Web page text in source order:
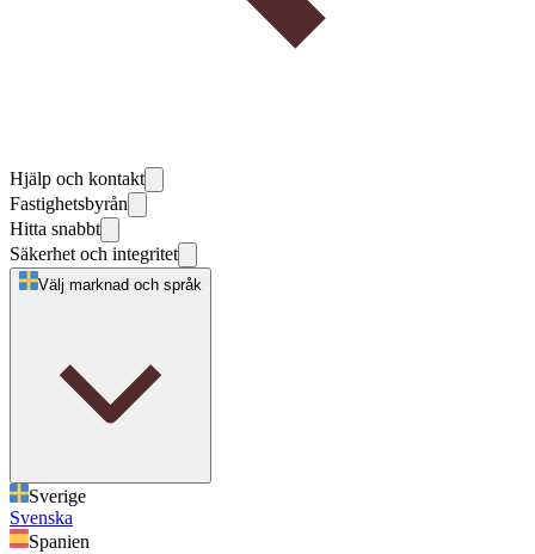
Hjälp och kontakt
Fastighetsbyrån
Hitta snabbt
Säkerhet och integritet
Välj marknad och språk
Sverige
Svenska
Spanien